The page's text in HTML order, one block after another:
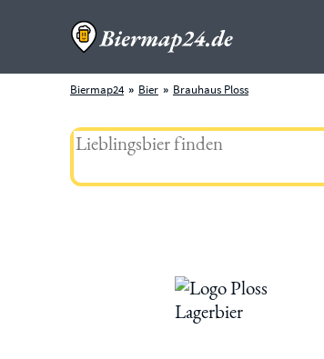
Biermap24 Bier Brauhaus Ploss